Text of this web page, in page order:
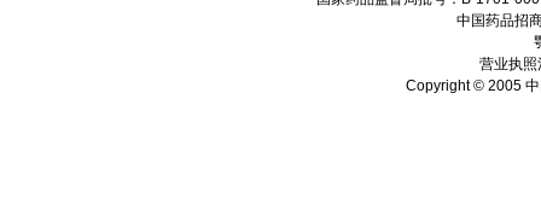
中国药品招
营业执
Copyright © 2005